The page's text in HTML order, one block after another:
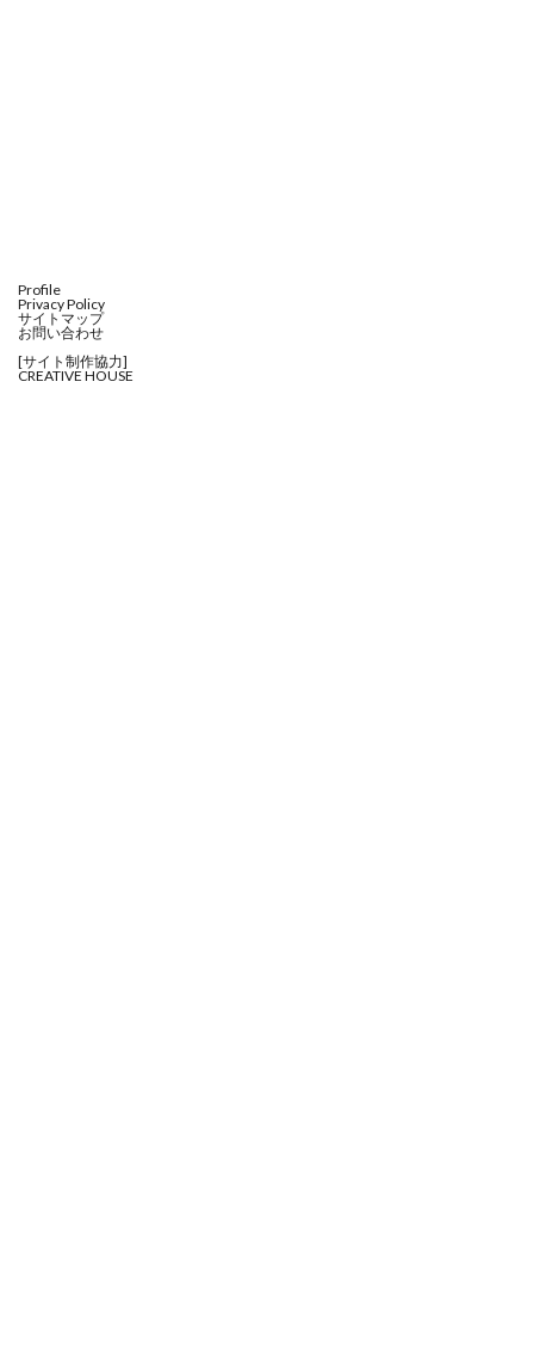
Profile
Privacy Policy
サイトマップ
お問い合わせ
[サイト制作協力]
CREATIVE HOUSE